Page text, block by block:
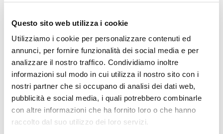
Questo sito web utilizza i cookie
Utilizziamo i cookie per personalizzare contenuti ed
annunci, per fornire funzionalità dei social media e per
analizzare il nostro traffico. Condividiamo inoltre
informazioni sul modo in cui utilizza il nostro sito con i
nostri partner che si occupano di analisi dei dati web,
pubblicità e social media, i quali potrebbero combinarle
con altre informazioni che ha fornito loro o che hanno
raccolto dal suo utilizzo dei loro servizi.
Staranzano.
Elenco operatori invitati:
Codice Fiscale:
Procedura di scelta:
Affidamento ai sensi del Regolamento Generale
Aziendale per Lavori Servizi e Forniture
Aggiudicatario Nome:
GRUPPO DISTRIBUZIONE PETROLI SRL - cod.